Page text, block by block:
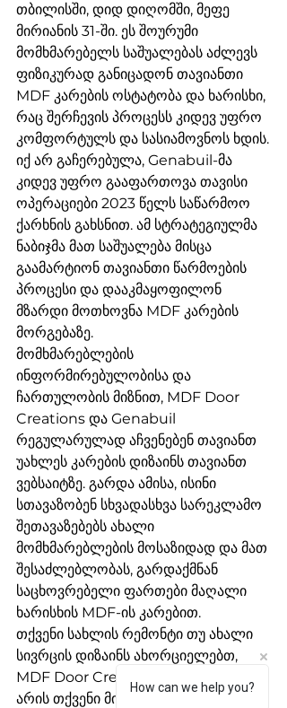
თბილისში, დიდ დიღომში, მეფე
მირიანის 31-ში. ეს შოურუმი
მომხმარებელს საშუალებას აძლევს
ფიზიკურად განიცადონ თავიანთი
MDF კარების ოსტატობა და ხარისხი,
რაც შერჩევის პროცესს კიდევ უფრო
კომფორტულს და სასიამოვნოს ხდის.
იქ არ გაჩერებულა, Genabuil-მა
კიდევ უფრო გააფართოვა თავისი
ოპერაციები 2023 წელს საწარმოო
ქარხნის გახსნით. ამ სტრატეგიულმა
ნაბიჯმა მათ საშუალება მისცა
გაამარტიონ თავიანთი წარმოების
პროცესი და დააკმაყოფილონ
მზარდი მოთხოვნა MDF კარების
მორგებაზე.
მომხმარებლების
ინფორმირებულობისა და
ჩართულობის მიზნით, MDF Door
Creations და Genabuil
რეგულარულად აჩვენებენ თავიანთ
უახლეს კარების დიზაინს თავიანთ
ვებსაიტზე. გარდა ამისა, ისინი
სთავაზობენ სხვადასხვა სარეკლამო
შეთავაზებებს ახალი
მომხმარებლების მოსაზიდად და მათ
შესაძლებლობას, გარდაქმნან
საცხოვრებელი ფართები მაღალი
ხარისხის MDF-ის კარებით.
თქვენი სახლის რემონტი თუ ახალი
სივრცის დიზაინს ახორციელებთ,
MDF Door Creations და Genabuil
არის თქვენი მიმართულება MDF
How can we help you?